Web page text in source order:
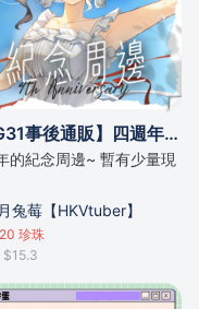
【RG31事後通販】四週年紀念周邊｜與你共度夏日【如月兔莓】
的紀念周邊~ 暫有少量現
兔莓【HKVtuber】
珍珠
$15.3